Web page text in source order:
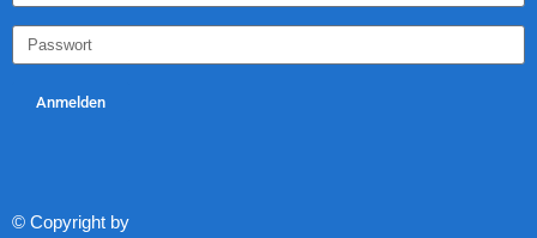
Anmelden
© Copyright by